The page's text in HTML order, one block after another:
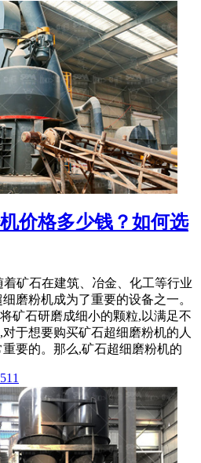
价格多少钱？如何选
着矿石在建筑、冶金、化工等行业
磨粉机成为了重要的设备之一。
矿石研磨成细小的颗粒,以满足不
于想要购买矿石超细磨粉机的人
要的。那么,矿石超细磨粉机的